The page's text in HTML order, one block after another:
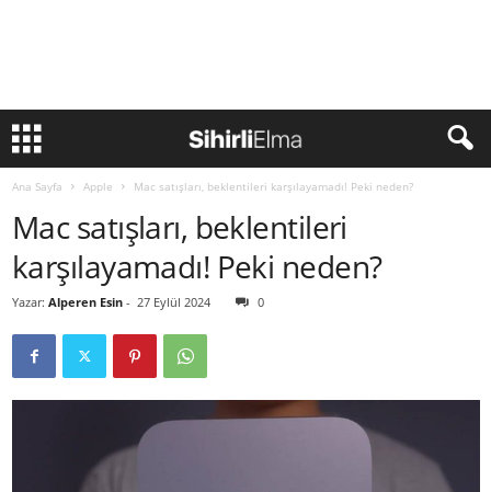
Ana Sayfa Apple Mac satışları, beklentileri karşılayamadı! Peki neden?
Mac satışları, beklentileri
karşılayamadı! Peki neden?
Yazar: Alperen Esin - 27 Eylül 2024 0